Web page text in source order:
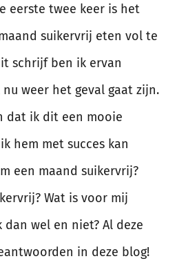
eerste twee keer is het
suikervrij eten vol te
schrijf ben ik ervan
weer het geval gaat zijn.
dat ik dit een mooie
hem met succes kan
een maand suikervrij?
Wat is voor mij
dan wel en niet? Al deze
in deze blog!